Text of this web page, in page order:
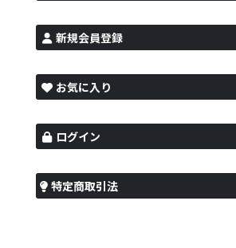
新規会員登録
お気に入り
ログイン
特定商取引法